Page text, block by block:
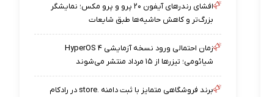
افشای رندرهای آیفون ۲۰ پرو و پرو مکس؛ نمایشگر
بزرگ‌تر و کاهش حاشیه‌ها طبق شایعات
زمان احتمالی ورود نسخه آزمایشی HyperOS ۴
شیائومی؛ تیزرها از ۱۵ مرداد منتشر می‌شوند
برند فروشگاهی متمایز با ثبت دامنه .store در رادکام